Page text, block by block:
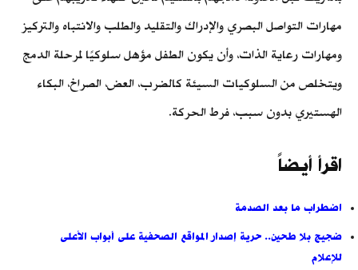
مهارات التواصل البصري والإدراك والتقليد والطلب والانتباه والتركيز
ومهارات رعاية الذات، وأن يكون الطفل مؤهل سلوكيًا لمرحلة الدمج
ويتخلص من السلوكيات السيئة كالضرب، العض، الصراخ، البكاء
الهستيري بدون سبب، فرط الحركة.
اقرأ أيضاً
اضطراب ما بعد الصدمة
ضجيج بلا طحين.. حرية إصدار المواقع الصحفية على أبواب الأعلى
للإعلام